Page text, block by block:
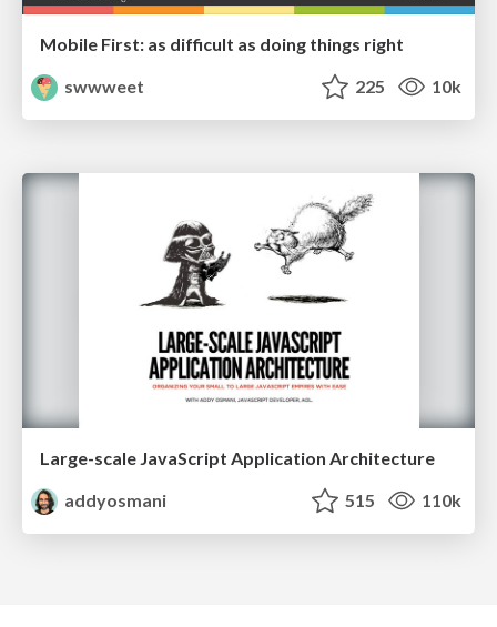
Mobile First: as difficult as doing things right
swwweet
225 10k
Large-scale JavaScript Application Architecture
addyosmani
515 110k